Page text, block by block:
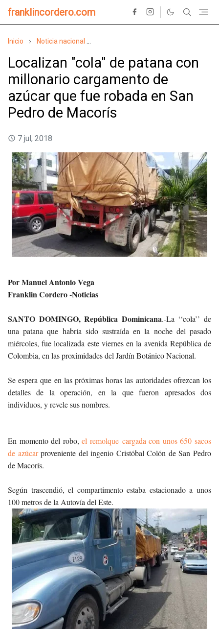
franklincordero.com
Inicio Noticia nacional
Localizan "cola" de patana con
millonario cargamento de
azúcar que fue robada en San
Pedro de Macorís
7 jul, 2018
Por Manuel Antonio Vega
Franklin Cordero -Noticias
SANTO DOMINGO, República Dominicana.-La ‘‘cola’’ de
una patana que habría sido sustraída en la noche del pasado
miércoles, fue localizada este viernes en la avenida República de
Colombia, en las proximidades del Jardín Botánico Nacional.
Se espera que en las próximas horas las autoridades ofrezcan los
detalles de la operación, en la que fueron apresados dos
individuos, y revele sus nombres.
En momento del robo,el remolque cargada con unos 650 sacos
de azúcarproveniente del ingenio Cristóbal Colón de San Pedro
de Macorís.
Según trascendió, el compartimento estaba estacionado a unos
100 metros de la Autovía del Este.